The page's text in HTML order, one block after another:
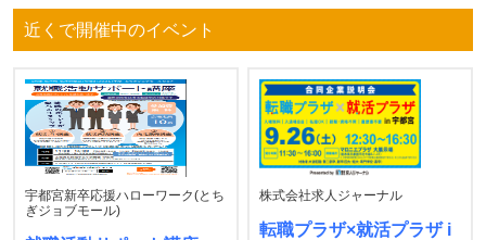
近くで開催中のイベント
宇都宮新卒応援ハローワーク(とち
ぎジョブモール)
株式会社求人ジャーナル
転職プラザ×就活プラザ i